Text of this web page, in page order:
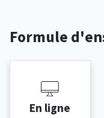
Formule
En ligne